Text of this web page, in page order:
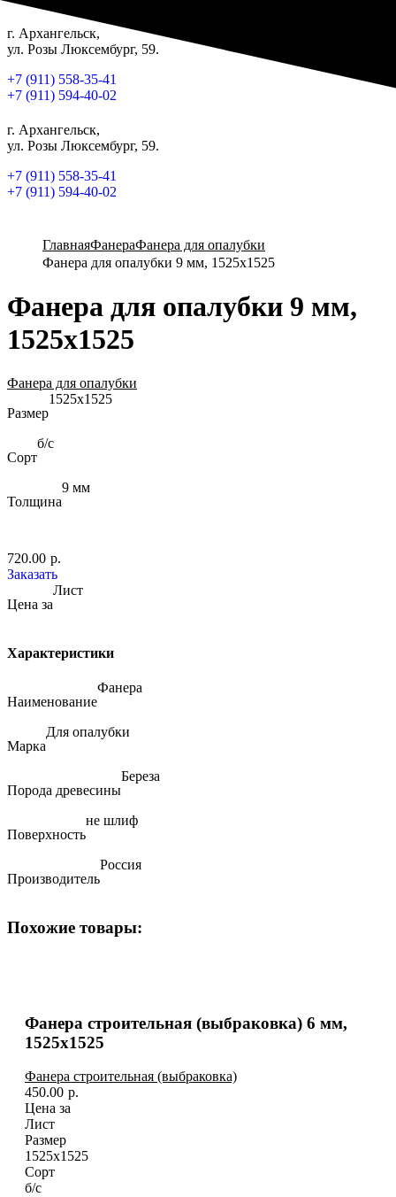
г. Архангельск,
ул. Розы Люксембург, 59.
+7 (911) 558-35-41
+7 (911) 594-40-02
г. Архангельск,
ул. Розы Люксембург, 59.
+7 (911) 558-35-41
+7 (911) 594-40-02
ГлавнаяФанераФанера для опалубки
Фанера для опалубки 9 мм, 1525х1525
Фанера для опалубки 9 мм,
1525х1525
Фанера для опалубки
Размер
1525х1525
Сорт
б/с
Толщина
9 мм
р.
720.00
Заказать
Цена за
Лист
Характеристики
Наименование
Фанера
Марка
Для опалубки
Порода древесины
Береза
Поверхность
не шлиф
Производитель
Россия
Похожие товары:
Фанера строительная (выбраковка) 6 мм,
1525х1525
Фанера строительная (выбраковка)
р.
450.00
Цена за
Лист
Размер
1525х1525
Сорт
б/с